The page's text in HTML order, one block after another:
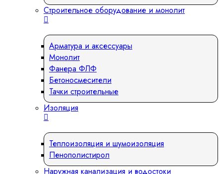
Строительное оборудование и монолит
Арматура и аксессуары
Монолит
Фанера ФЛФ
Бетоносмесители
Тачки строительные
Изоляция
Теплоизоляция и шумоизоляция
Пенополистирол
Наружная канализация и водостоки